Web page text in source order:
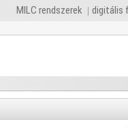
MILC rendszerek digitális